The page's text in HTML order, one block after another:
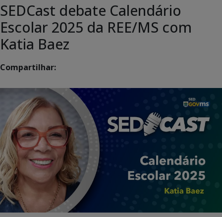
SEDCast debate Calendário
Escolar 2025 da REE/MS com
Katia Baez
Compartilhar: